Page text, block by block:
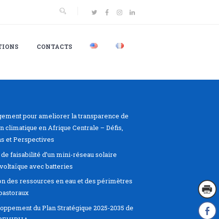
CONTACTS
pour ameliorer la transparence de
climatique en Afrique Centrale – Défis,
et Perspectives
faisabilité d’un mini-réseau solaire
avec batteries
des ressources en eau et des périmètres
du Plan Stratégique 2025-2035 de